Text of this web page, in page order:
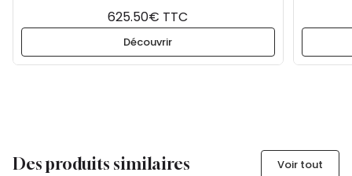
625.50€ TTC
Découvrir
Des produits similaires Voir tout